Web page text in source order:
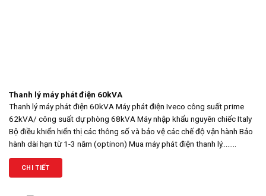
Thanh lý máy phát điện 60kVA
Thanh lý máy phát điện 60kVA Máy phát điện Iveco công suất prime
62kVA/ công suất dự phòng 68kVA Máy nhập khẩu nguyên chiếc Italy
Bộ điều khiển hiển thị các thông số và bảo vệ các chế độ vận hành Bảo
hành dài hạn từ 1-3 năm (optinon) Mua máy phát điện thanh lý........
CHI TIẾT